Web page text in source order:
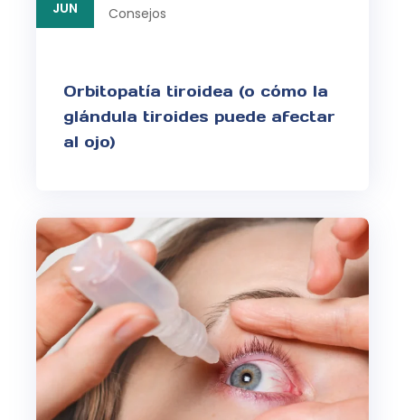
JUN Consejos
Orbitopatía tiroidea (o cómo la
glándula tiroides puede afectar
al ojo)